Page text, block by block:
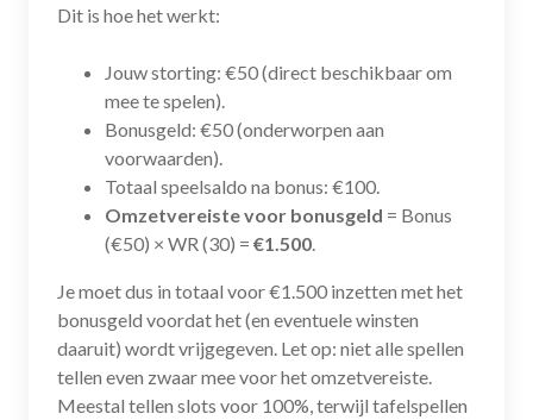
Dit is hoe het werkt:
Jouw storting: €50 (direct beschikbaar om
mee te spelen).
Bonusgeld: €50 (onderworpen aan
voorwaarden).
Totaal speelsaldo na bonus: €100.
Omzetvereiste voor bonusgeld = Bonus
(€50) × WR (30) = €1.500.
Je moet dus in totaal voor €1.500 inzetten met het
bonusgeld voordat het (en eventuele winsten
daaruit) wordt vrijgegeven. Let op: niet alle spellen
tellen even zwaar mee voor het omzetvereiste.
Meestal tellen slots voor 100%, terwijl tafelspellen